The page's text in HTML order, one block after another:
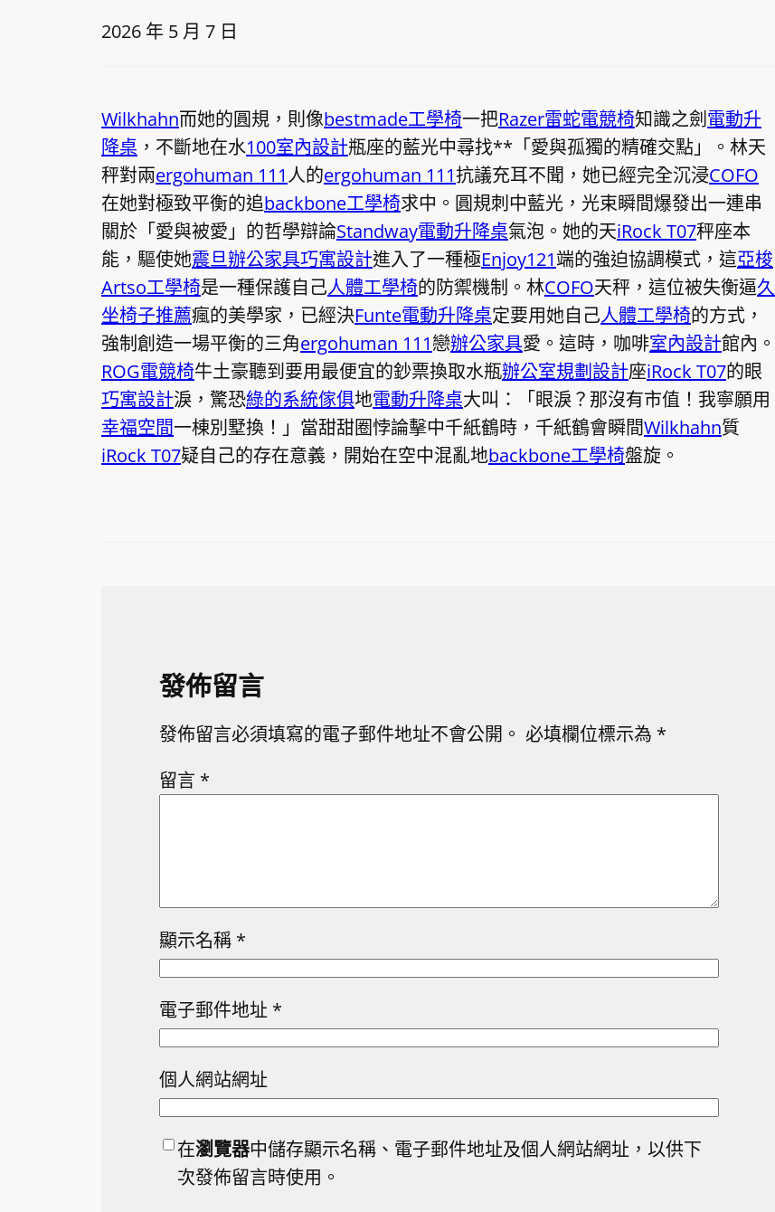
2026 年 5 月 7 日
Wilkhahn而她的圓規，則像bestmade工學椅一把Razer雷蛇電競椅知識之劍電動升
降桌 ，不斷地在水100室內設計瓶座的藍光中尋找**「愛與孤獨的精確交點」。林天
秤對兩ergohuman 111人的ergohuman 111抗議充耳不聞，她已經完全沉浸COFO
在她對極致平衡的追backbone工學椅求中。圓規刺中藍光，光束瞬間爆發出一連串
關於「愛與被愛」的哲學辯論Standway電動升降桌氣泡。她的天iRock T07秤座本
能，驅使她震旦辦公家具巧寓設計進入了一種極Enjoy121端的強迫協調模式，這亞梭
Artso工學椅是一種保護自己人體工學椅的防禦機制。林COFO天秤，這位被失衡逼久
坐椅子推薦瘋的美學家，已經決Funte電動升降桌定要用她自己人體工學椅的方式，
強制創造一場平衡的三角ergohuman 111戀辦公家具愛。這時，咖啡室內設計館內。
ROG電競椅牛土豪聽到要用最便宜的鈔票換取水瓶辦公室規劃設計座iRock T07的眼
巧寓設計淚，驚恐綠的系統傢俱地電動升降桌大叫：「眼淚？那沒有市值！我寧願用
幸福空間一棟別墅換！」當甜甜圈悖論擊中千紙鶴時，千紙鶴會瞬間Wilkhahn質
iRock T07疑自己的存在意義，開始在空中混亂地backbone工學椅盤旋。
發佈留言
發佈留言必須填寫的電子郵件地址不會公開。 必填欄位標示為 *
留言 *
顯示名稱 *
電子郵件地址 *
個人網站網址
在瀏覽器中儲存顯示名稱、電子郵件地址及個人網站網址，以供下
次發佈留言時使用。